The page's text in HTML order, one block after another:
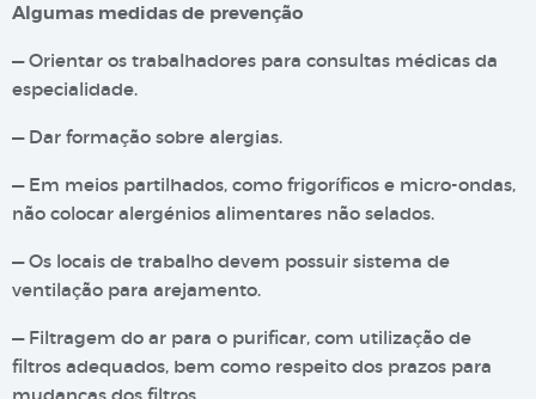
Algumas medidas de prevenção
— Orientar os trabalhadores para consultas médicas da
especialidade.
— Dar formação sobre alergias.
— Em meios partilhados, como frigoríficos e micro-ondas,
não colocar alergénios alimentares não selados.
— Os locais de trabalho devem possuir sistema de
ventilação para arejamento.
— Filtragem do ar para o purificar, com utilização de
filtros adequados, bem como respeito dos prazos para